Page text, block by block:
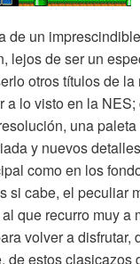
de un
lejos de ser un
otros títulos de la
a lo visto en la
una
y nuevos
como en los
si cabe, el peculiar
que recurro muy a
volver a disfrutar,
de estos clasicazos